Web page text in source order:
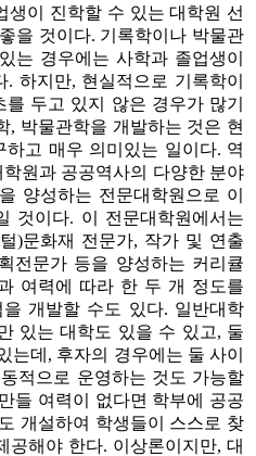
생이 진학할 수 있는 대학원 선
을 것이다. 기록학이나 박물관
는 경우에는 사학과 졸업생이
하지만, 현실적으로 기록학이
두고 있지 않은 경우가 많기
, 박물관학을 개발하는 것은 현
고 매우 의미있는 일이다. 역
원과 공공역사의 다양한 분야
양성하는 전문대학원으로 이
것이다. 이 전문대학원에서는
)문화재 전문가, 작가 및 연출
전문가 등을 양성하는 커리큘
여력에 따라 한 두 개 정도를
개발할 수도 있다. 일반대학
있는 대학도 있을 수 있고, 둘
는데, 후자의 경우에는 둘 사이
적으로 운영하는 것도 가능할
들 여력이 없다면 학부에 공공
개설하여 학생들이 스스로 찾
공해야 한다. 이상론이지만, 대